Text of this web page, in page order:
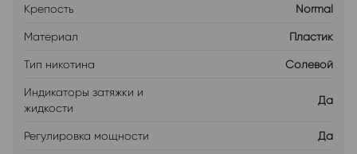
Крепость Normal
Материал Пластик
Тип никотина Солевой
Индикаторы затяжки и
жидкости
Да
Регулировка мощности Да